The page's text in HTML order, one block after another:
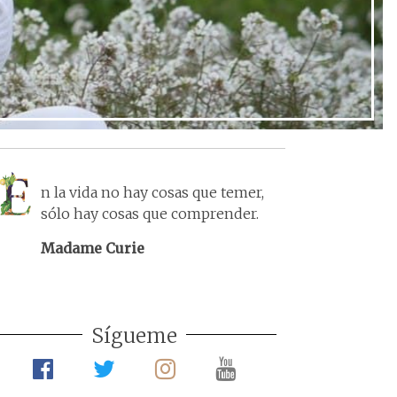
n la vida no hay cosas que temer,
sólo hay cosas que comprender.
Madame Curie
Sígueme